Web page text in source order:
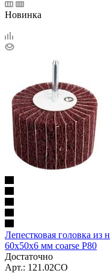
Новинка
Лепестковая головка из
60х50х6 мм coarse Р80
Достаточно
Арт.: 121.02CO